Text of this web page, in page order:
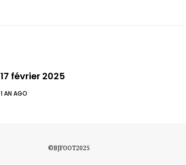
17 février 2025
1 AN AGO
©BJFOOT2025